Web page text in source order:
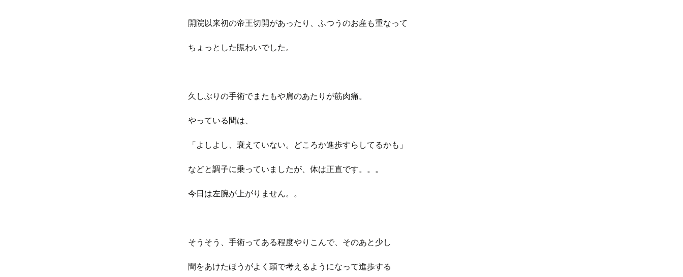
開院以来初の帝王切開があったり、ふつうのお産も重なって
ちょっとした賑わいでした。
久しぶりの手術でまたもや肩のあたりが筋肉痛。
やっている間は、
「よしよし、衰えていない。どころか進歩すらしてるかも」
などと調子に乗っていましたが、体は正直です。。。
今日は左腕が上がりません。。
そうそう、手術ってある程度やりこんで、そのあと少し
間をあけたほうがよく頭で考えるようになって進歩する